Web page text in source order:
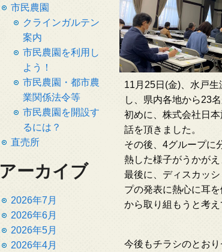
11月25日(金)、水戸
し、県内各地から23
初めに、株式会社日
話を頂きました。
その後、4グループに
熱した様子がうかがえ
最後に、ディスカッ
プの発表に熱心に耳
から取り組もうと考
今後もチラシのとお
市民農園
クラインガルテン
案内
市民農園を利用し
よう！
市民農園・都市農
業関係法令等
市民農園を開設す
るには？
直売所
アーカイブ
2026年7月
2026年6月
2026年5月
2026年4月